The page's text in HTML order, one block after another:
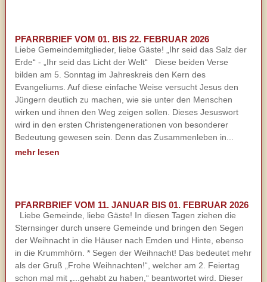
PFARRBRIEF VOM 01. BIS 22. FEBRUAR 2026
Liebe Gemeindemitglieder, liebe Gäste! „Ihr seid das Salz der
Erde“ - „Ihr seid das Licht der Welt“ Diese beiden Verse
bilden am 5. Sonntag im Jahreskreis den Kern des
Evangeliums. Auf diese einfache Weise versucht Jesus den
Jüngern deutlich zu machen, wie sie unter den Menschen
wirken und ihnen den Weg zeigen sollen. Dieses Jesuswort
wird in den ersten Christengenerationen von besonderer
Bedeutung gewesen sein. Denn das Zusammenleben in...
mehr lesen
PFARRBRIEF VOM 11. JANUAR BIS 01. FEBRUAR 2026
Liebe Gemeinde, liebe Gäste! In diesen Tagen ziehen die
Sternsinger durch unsere Gemeinde und bringen den Segen
der Weihnacht in die Häuser nach Emden und Hinte, ebenso
in die Krummhörn. * Segen der Weihnacht! Das bedeutet mehr
als der Gruß „Frohe Weihnachten!“, welcher am 2. Feiertag
schon mal mit „...gehabt zu haben,“ beantwortet wird. Dieser